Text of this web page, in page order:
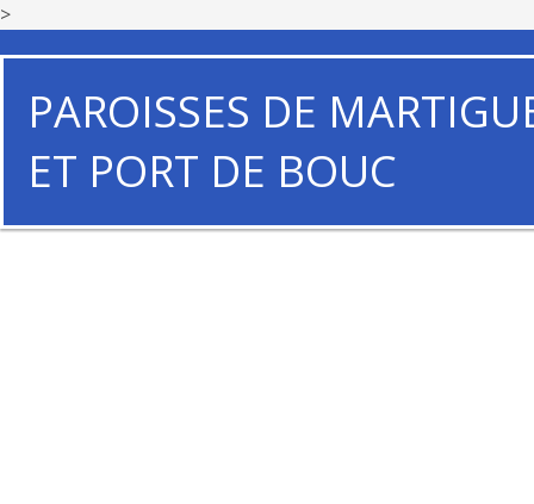
>
PAROISSES DE
ET PORT DE BOUC